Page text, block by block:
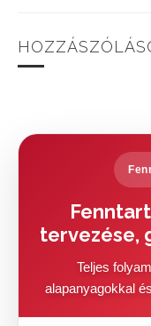
tervezése,
Teljes
alapanyagokkal